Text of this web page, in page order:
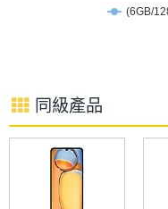
畫素
主相機
感光元
CMOS
(6GB/
同級產品